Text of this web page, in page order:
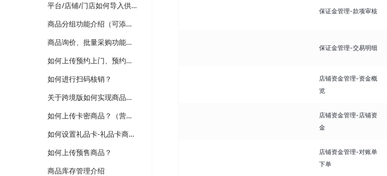
平台/店铺/门店如何导入供应商商品？（跨境、供应商、多门店版本适用）
商品分组功能介绍（可添加新品、热销、分类等分组，装修可选择商品分组分类）
商品询价、批量采购功能介绍（跨境、供应商、企业批发版本）
如何上传预约上门、预约到店商品？
如何进行扫码核销？
关于跨境版如何实现商品详情多语言翻译维护？
如何上传卡密商品？（营销-电子卡券）
如何设置礼品卡-礼品卡商品？
如何上传预售商品？
商品库存管理介绍
保证金管理-款项审核
保证金管理-交易明细
店铺资金管理-资金概
览
店铺资金管理-店铺资
金
店铺资金管理-对账单
下单